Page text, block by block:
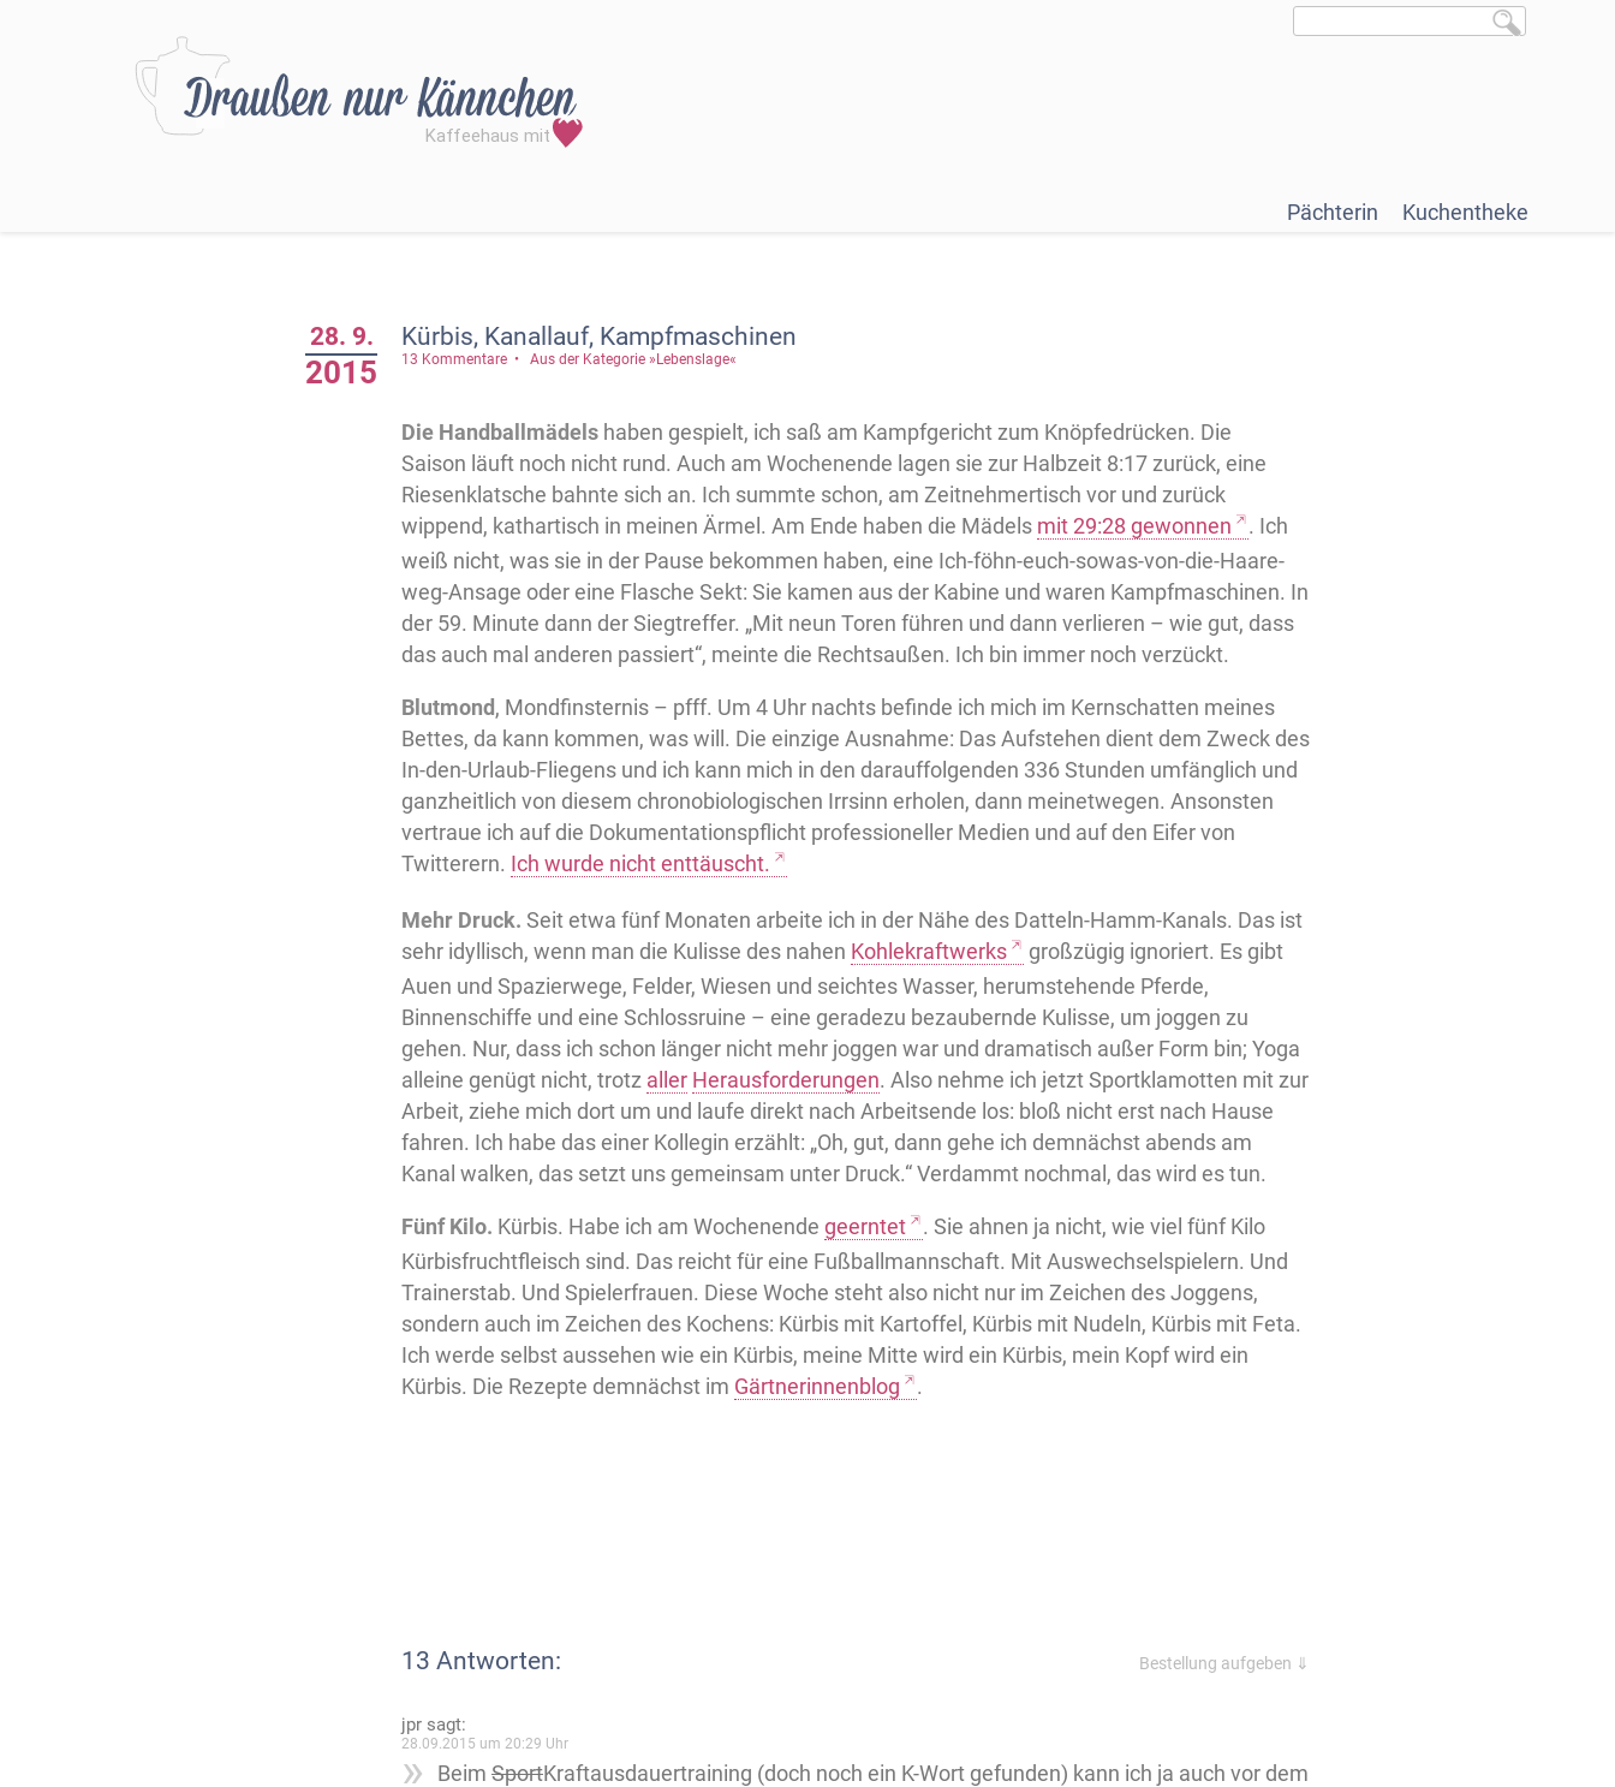
Pächterin Kuchentheke
Kürbis, Kanallauf, Kampfmaschinen
28. 9.
2015 13 Kommentare Aus der Kategorie »Lebenslage«
Die Handballmädels haben gespielt, ich saß am Kampfgericht zum Knöpfedrücken. Die
Saison läuft noch nicht rund. Auch am Wochenende lagen sie zur Halbzeit 8:17 zurück, eine
Riesenklatsche bahnte sich an. Ich summte schon, am Zeitnehmertisch vor und zurück
wippend, kathartisch in meinen Ärmel. Am Ende haben die Mädels mit 29:28 gewonnen
. Ich
weiß nicht, was sie in der Pause bekommen haben, eine Ich-föhn-euch-sowas-von-die-Haare-
weg-Ansage oder eine Flasche Sekt: Sie kamen aus der Kabine und waren Kampfmaschinen. In
der 59. Minute dann der Siegtreffer. „Mit neun Toren führen und dann verlieren – wie gut, dass
das auch mal anderen passiert“, meinte die Rechtsaußen. Ich bin immer noch verzückt.
Blutmond, Mondfinsternis – pfff. Um 4 Uhr nachts befinde ich mich im Kernschatten meines
Bettes, da kann kommen, was will. Die einzige Ausnahme: Das Aufstehen dient dem Zweck des
In-den-Urlaub-Fliegens und ich kann mich in den darauffolgenden 336 Stunden umfänglich und
ganzheitlich von diesem chronobiologischen Irrsinn erholen, dann meinetwegen. Ansonsten
vertraue ich auf die Dokumentationspflicht professioneller Medien und auf den Eifer von
Twitterern. Ich wurde nicht enttäuscht.
Mehr Druck. Seit etwa fünf Monaten arbeite ich in der Nähe des Datteln-Hamm-Kanals. Das ist
sehr idyllisch, wenn man die Kulisse des nahen Kohlekraftwerks
großzügig ignoriert. Es gibt
Auen und Spazierwege, Felder, Wiesen und seichtes Wasser, herumstehende Pferde,
Binnenschiffe und eine Schlossruine – eine geradezu bezaubernde Kulisse, um joggen zu
gehen. Nur, dass ich schon länger nicht mehr joggen war und dramatisch außer Form bin; Yoga
alleine genügt nicht, trotz aller Herausforderungen. Also nehme ich jetzt Sportklamotten mit zur
Arbeit, ziehe mich dort um und laufe direkt nach Arbeitsende los: bloß nicht erst nach Hause
fahren. Ich habe das einer Kollegin erzählt: „Oh, gut, dann gehe ich demnächst abends am
Kanal walken, das setzt uns gemeinsam unter Druck.“ Verdammt nochmal, das wird es tun.
Fünf Kilo. Kürbis. Habe ich am Wochenende geerntet
. Sie ahnen ja nicht, wie viel fünf Kilo
Kürbisfruchtfleisch sind. Das reicht für eine Fußballmannschaft. Mit Auswechselspielern. Und
Trainerstab. Und Spielerfrauen. Diese Woche steht also nicht nur im Zeichen des Joggens,
sondern auch im Zeichen des Kochens: Kürbis mit Kartoffel, Kürbis mit Nudeln, Kürbis mit Feta.
Ich werde selbst aussehen wie ein Kürbis, meine Mitte wird ein Kürbis, mein Kopf wird ein
Kürbis. Die Rezepte demnächst im Gärtnerinnenblog .
13 Antworten: Bestellung aufgeben ⇓
jpr sagt:
28.09.2015 um 20:29 Uhr
Beim SportKraftausdauertraining (doch noch ein K-Wort gefunden) kann ich ja auch vor dem